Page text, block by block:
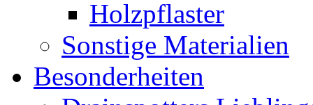
Holzpflaster
Sonstige Materialien
Besonderheiten